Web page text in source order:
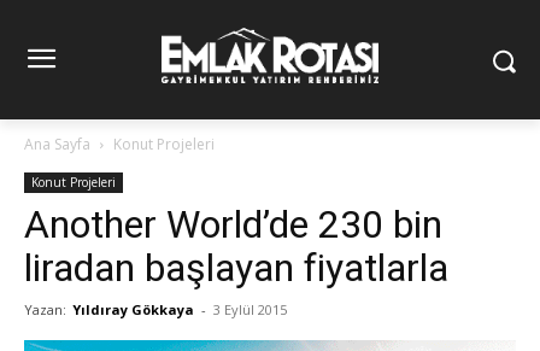
Ana Sayfa Konut Projeleri
Konut Projeleri
Another World’de 230 bin
liradan başlayan fiyatlarla
Yazan: Yıldıray Gökkaya - 3 Eylül 2015